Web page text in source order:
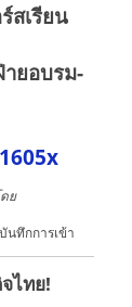
สเรียน
ยอบรม-
ย
บันทึกการเข้า
ไทย!